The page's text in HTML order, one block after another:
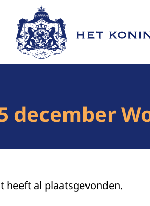
Naar de homepage van Het
december
heeft al plaatsgevonden.